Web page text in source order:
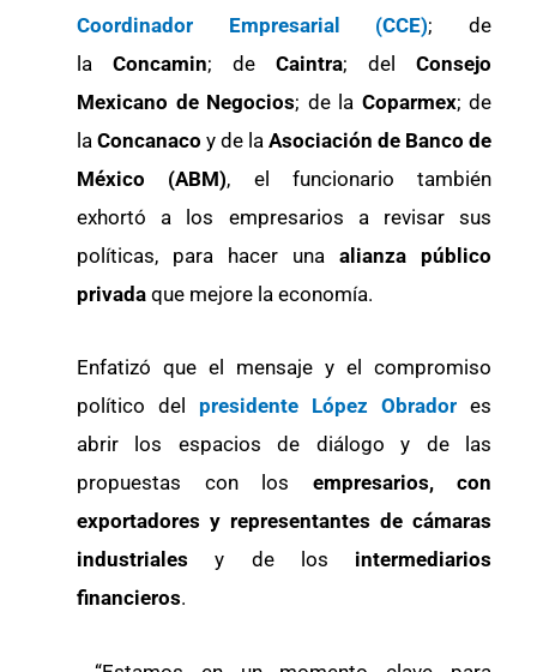
Coordinador Empresarial (CCE); de
la Concamin; de Caintra; del Consejo
Mexicano de Negocios; de la Coparmex; de
la Concanaco y de la Asociación de Banco de
México (ABM), el funcionario también
exhortó a los empresarios a revisar sus
políticas, para hacer una alianza público
privada que mejore la economía.
Enfatizó que el mensaje y el compromiso
político del presidente López Obrador es
abrir los espacios de diálogo y de las
propuestas con los empresarios, con
exportadores y representantes de cámaras
industriales y de los intermediarios
financieros.